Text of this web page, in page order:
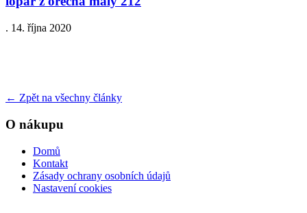
. 14. října 2020
← Zpět na všechny články
O nákupu
Domů
Kontakt
Zásady ochrany osobních údajů
Nastavení cookies